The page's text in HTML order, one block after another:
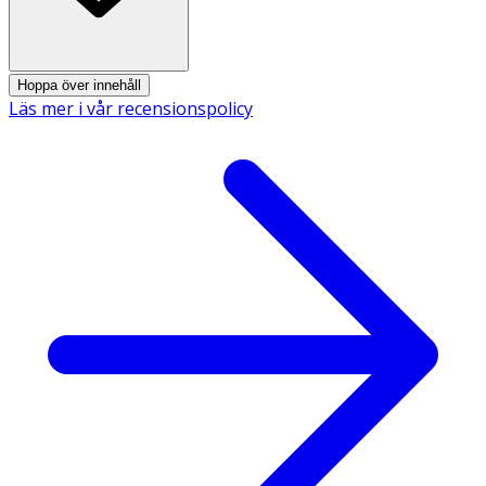
Hoppa över innehåll
Läs mer i vår recensionspolicy